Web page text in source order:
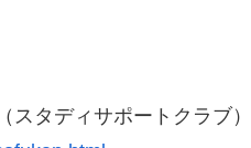
スタディサポートクラ